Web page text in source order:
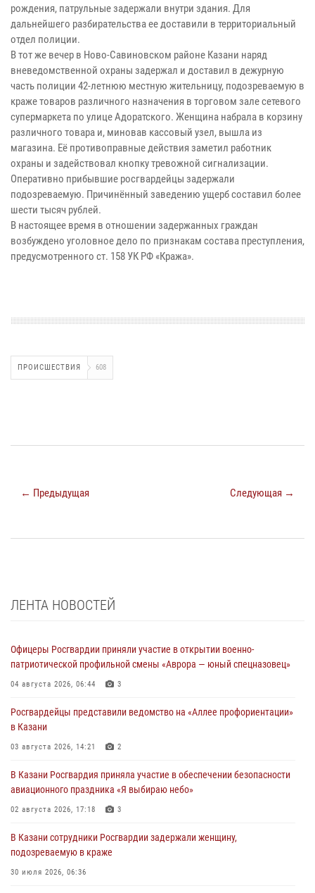
рождения, патрульные задержали внутри здания. Для
дальнейшего разбирательства ее доставили в территориальный
отдел полиции.
В тот же вечер в Ново-Савиновском районе Казани наряд
вневедомственной охраны задержал и доставил в дежурную
часть полиции 42-летнюю местную жительницу, подозреваемую в
краже товаров различного назначения в торговом зале сетевого
супермаркета по улице Адоратского. Женщина набрала в корзину
различного товара и, миновав кассовый узел, вышла из
магазина. Её противоправные действия заметил работник
охраны и задействовал кнопку тревожной сигнализации.
Оперативно прибывшие росгвардейцы задержали
подозреваемую. Причинённый заведению ущерб составил более
шести тысяч рублей.
В настоящее время в отношении задержанных граждан
возбуждено уголовное дело по признакам состава преступления,
предусмотренного ст. 158 УК РФ «Кража».
ПРОИСШЕСТВИЯ 608
← Предыдущая Следующая →
ЛЕНТА НОВОСТЕЙ
Офицеры Росгвардии приняли участие в открытии военно-
патриотической профильной смены «Аврора — юный спецназовец»
04 августа 2026, 06:44 3
Росгвардейцы представили ведомство на «Аллее профориентации»
в Казани
03 августа 2026, 14:21 2
В Казани Росгвардия приняла участие в обеспечении безопасности
авиационного праздника «Я выбираю небо»
02 августа 2026, 17:18 3
В Казани сотрудники Росгвардии задержали женщину,
подозреваемую в краже
30 июля 2026, 06:36